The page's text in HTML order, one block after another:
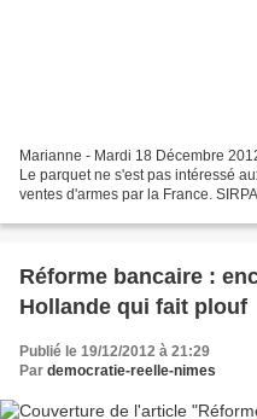
Marianne - Mardi 18 Décembre
Le parquet ne s'est pas intéressé
ventes d'armes par la France.
Réforme bancaire :
Hollande qui fait plouf
Publié le 19/12/2012 à 21:29
Par democratie-reelle-nimes